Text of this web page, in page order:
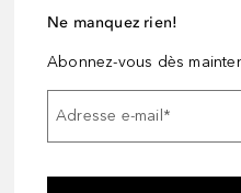
Ne manquez rien!
Abonnez-vous dès
Adresse e-mail*